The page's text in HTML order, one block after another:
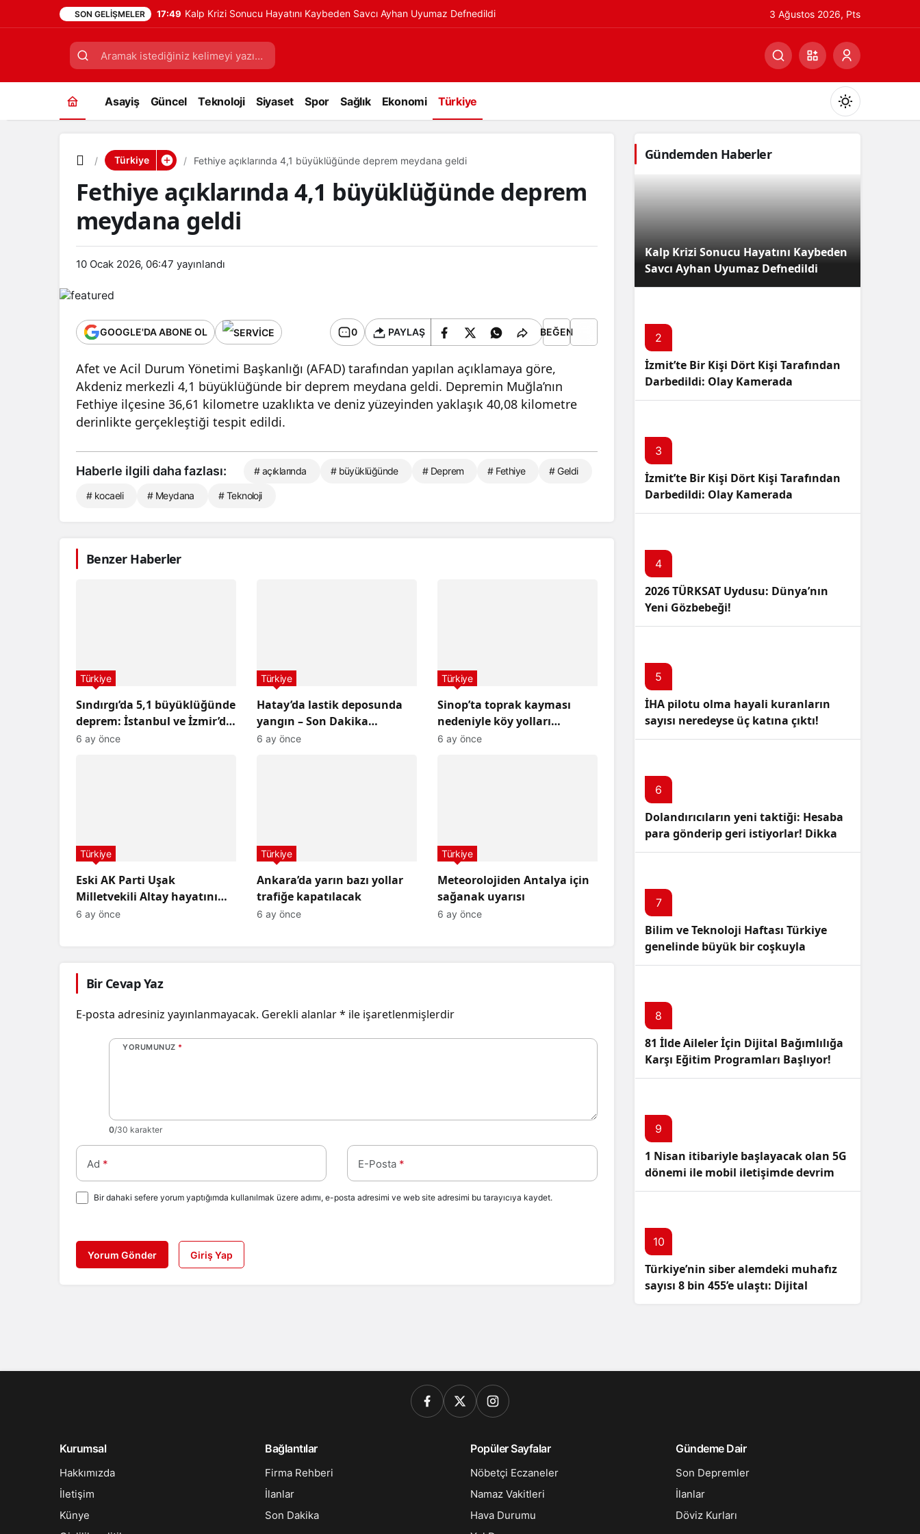
SON GELIŞMELER 17:49 Kalp Krizi Sonucu Hayatını Kaybeden Savcı Ayhan Uyumaz Defnedildi 3 Ağustos 2026, Pts
Asayiş Güncel Teknoloji Siyaset Spor Sağlık Ekonomi Türkiye
Gece Modu
Gece modunu seçin.
Türkiye Fethiye açıklarında 4,1 büyüklüğünde deprem meydana geldi
Fethiye açıklarında 4,1 büyüklüğünde deprem
meydana geldi
10 Ocak 2026, 06:47 yayınlandı
GOOGLE'DA ABONE OL 0 PAYLAŞ BEĞEN
Afet ve Acil Durum Yönetimi Başkanlığı (AFAD) tarafından yapılan açıklamaya göre,
Akdeniz merkezli 4,1 büyüklüğünde bir deprem meydana geldi. Depremin Muğla’nın
Fethiye ilçesine 36,61 kilometre uzaklıkta ve deniz yüzeyinden yaklaşık 40,08 kilometre
derinlikte gerçekleştiği tespit edildi.
Haberle ilgili daha fazlası: # açıklarında # büyüklüğünde # Deprem # Fethiye # Geldi
# kocaeli # Meydana # Teknoloji
Benzer Haberler
Sındırgı’da 5,1 büyüklüğünde
deprem: İstanbul ve İzmir’de
de hissedildi
Türkiye
6 ay önce
Hatay’da lastik deposunda
yangın – Son Dakika
Haberleri
Türkiye
6 ay önce
Sinop’ta toprak kayması
nedeniyle köy yolları
ulaşıma kapandı
Türkiye
6 ay önce
Eski AK Parti Uşak
Milletvekili Altay hayatını
kaybetti
Türkiye
6 ay önce
Ankara’da yarın bazı yollar
trafiğe kapatılacak
Türkiye
6 ay önce
Meteorolojiden Antalya için
sağanak uyarısı
Türkiye
6 ay önce
Bir Cevap Yaz
E-posta adresiniz yayınlanmayacak. Gerekli alanlar* ile işaretlenmişlerdir
YORUMUNUZ *
0/30 karakter
Ad * E-Posta *
Bir dahaki sefere yorum yaptığımda kullanılmak üzere adımı, e-posta adresimi ve web site adresimi bu tarayıcıya kaydet.
Yorum Gönder Giriş Yap
Gündemden Haberler
Kalp Krizi Sonucu Hayatını Kaybeden
Savcı Ayhan Uyumaz Defnedildi
2
İzmit’te Bir Kişi Dört Kişi Tarafından
Darbedildi: Olay Kamerada
3
İzmit’te Bir Kişi Dört Kişi Tarafından
Darbedildi: Olay Kamerada
4
2026 TÜRKSAT Uydusu: Dünya’nın
Yeni Gözbebeği!
5
İHA pilotu olma hayali kuranların
sayısı neredeyse üç katına çıktı!
6
Dolandırıcıların yeni taktiği: Hesaba
para gönderip geri istiyorlar! Dikkat
Edin!
7
Bilim ve Teknoloji Haftası Türkiye
genelinde büyük bir coşkuyla
kutlandı: İşte Etkinlikler ve
8
81 İlde Aileler İçin Dijital Bağımlılığa
Karşı Eğitim Programları Başlıyor!
9
1 Nisan itibariyle başlayacak olan 5G
dönemi ile mobil iletişimde devrim
başlıyor!
10
Türkiye’nin siber alemdeki muhafız
sayısı 8 bin 455’e ulaştı: Dijital
Kurumsal
Hakkımızda
İletişim
Künye
Bağlantılar
Firma Rehberi
İlanlar
Son Dakika
Popüler Sayfalar
Nöbetçi Eczaneler
Namaz Vakitleri
Hava Durumu
Gündeme Dair
Son Depremler
İlanlar
Döviz Kurları